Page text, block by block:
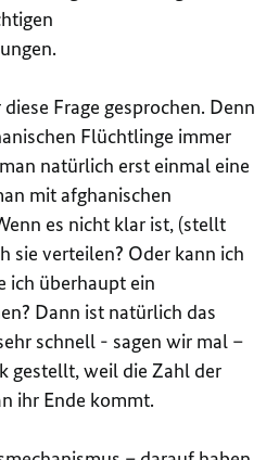
Frage gesprochen. Denn
Flüchtlinge immer
natürlich erst einmal eine
mit afghanischen
es nicht klar ist, (stellt
sie verteilen? Oder kann ich
ich überhaupt ein
Dann ist natürlich das
schnell - sagen wir mal –
gestellt, weil die Zahl der
ihr Ende kommt.